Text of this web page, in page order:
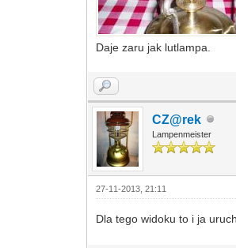
Daje zaru jak lutlampa.
CZ@rek
Lampenmeister
27-11-2013, 21:11
Dla tego widoku to i ja